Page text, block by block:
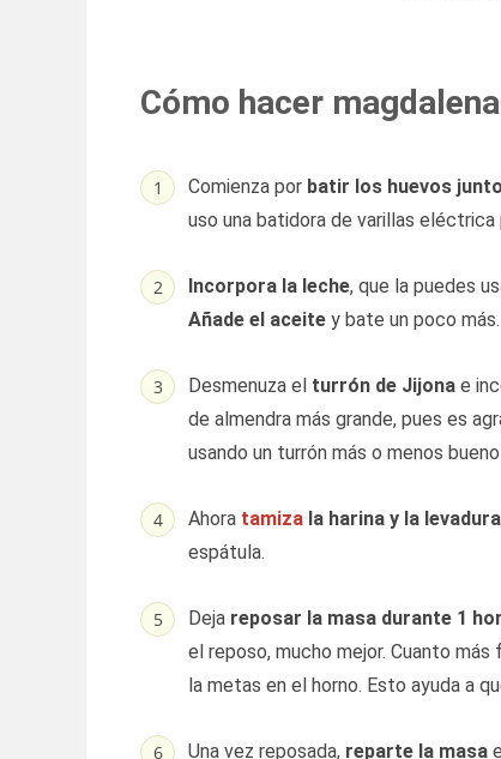
Cómo hacer
Comienza por batir los huevos
uso una batidora de varillas
Incorpora la leche, que la puedes
Añade el aceite y bate un poco más.
Desmenuza el turrón de Jijona e
de almendra más grande, pues es
usando un turrón más o menos
Ahora tamiza la harina y la levadura
espátula.
Deja reposar la masa durante 1
el reposo, mucho mejor. Cuanto
la metas en el horno. Esto ayuda a
Una vez reposada, reparte la masa